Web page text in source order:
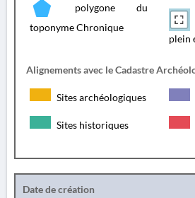
polygone du
toponyme Chronique
plein
Alignements avec le Cadastre
Sites archéologiques
Sites historiques
Date de création